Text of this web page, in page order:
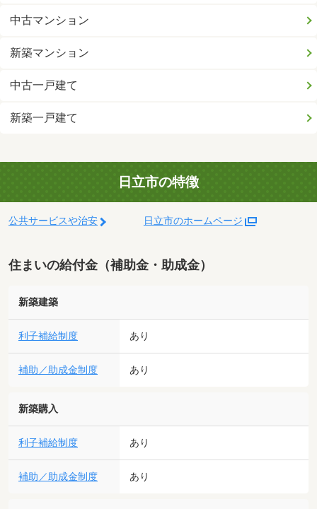
中古マンション
新築マンション
中古一戸建て
新築一戸建て
日立市の特徴
公共サービスや治安 日立市のホームページ
住まいの給付金（補助金・助成金）
新築建築
利子補給制度 あり
補助／助成金制度 あり
新築購入
利子補給制度 あり
補助／助成金制度 あり